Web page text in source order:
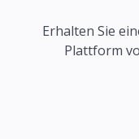
Erhalten Sie
Plattform